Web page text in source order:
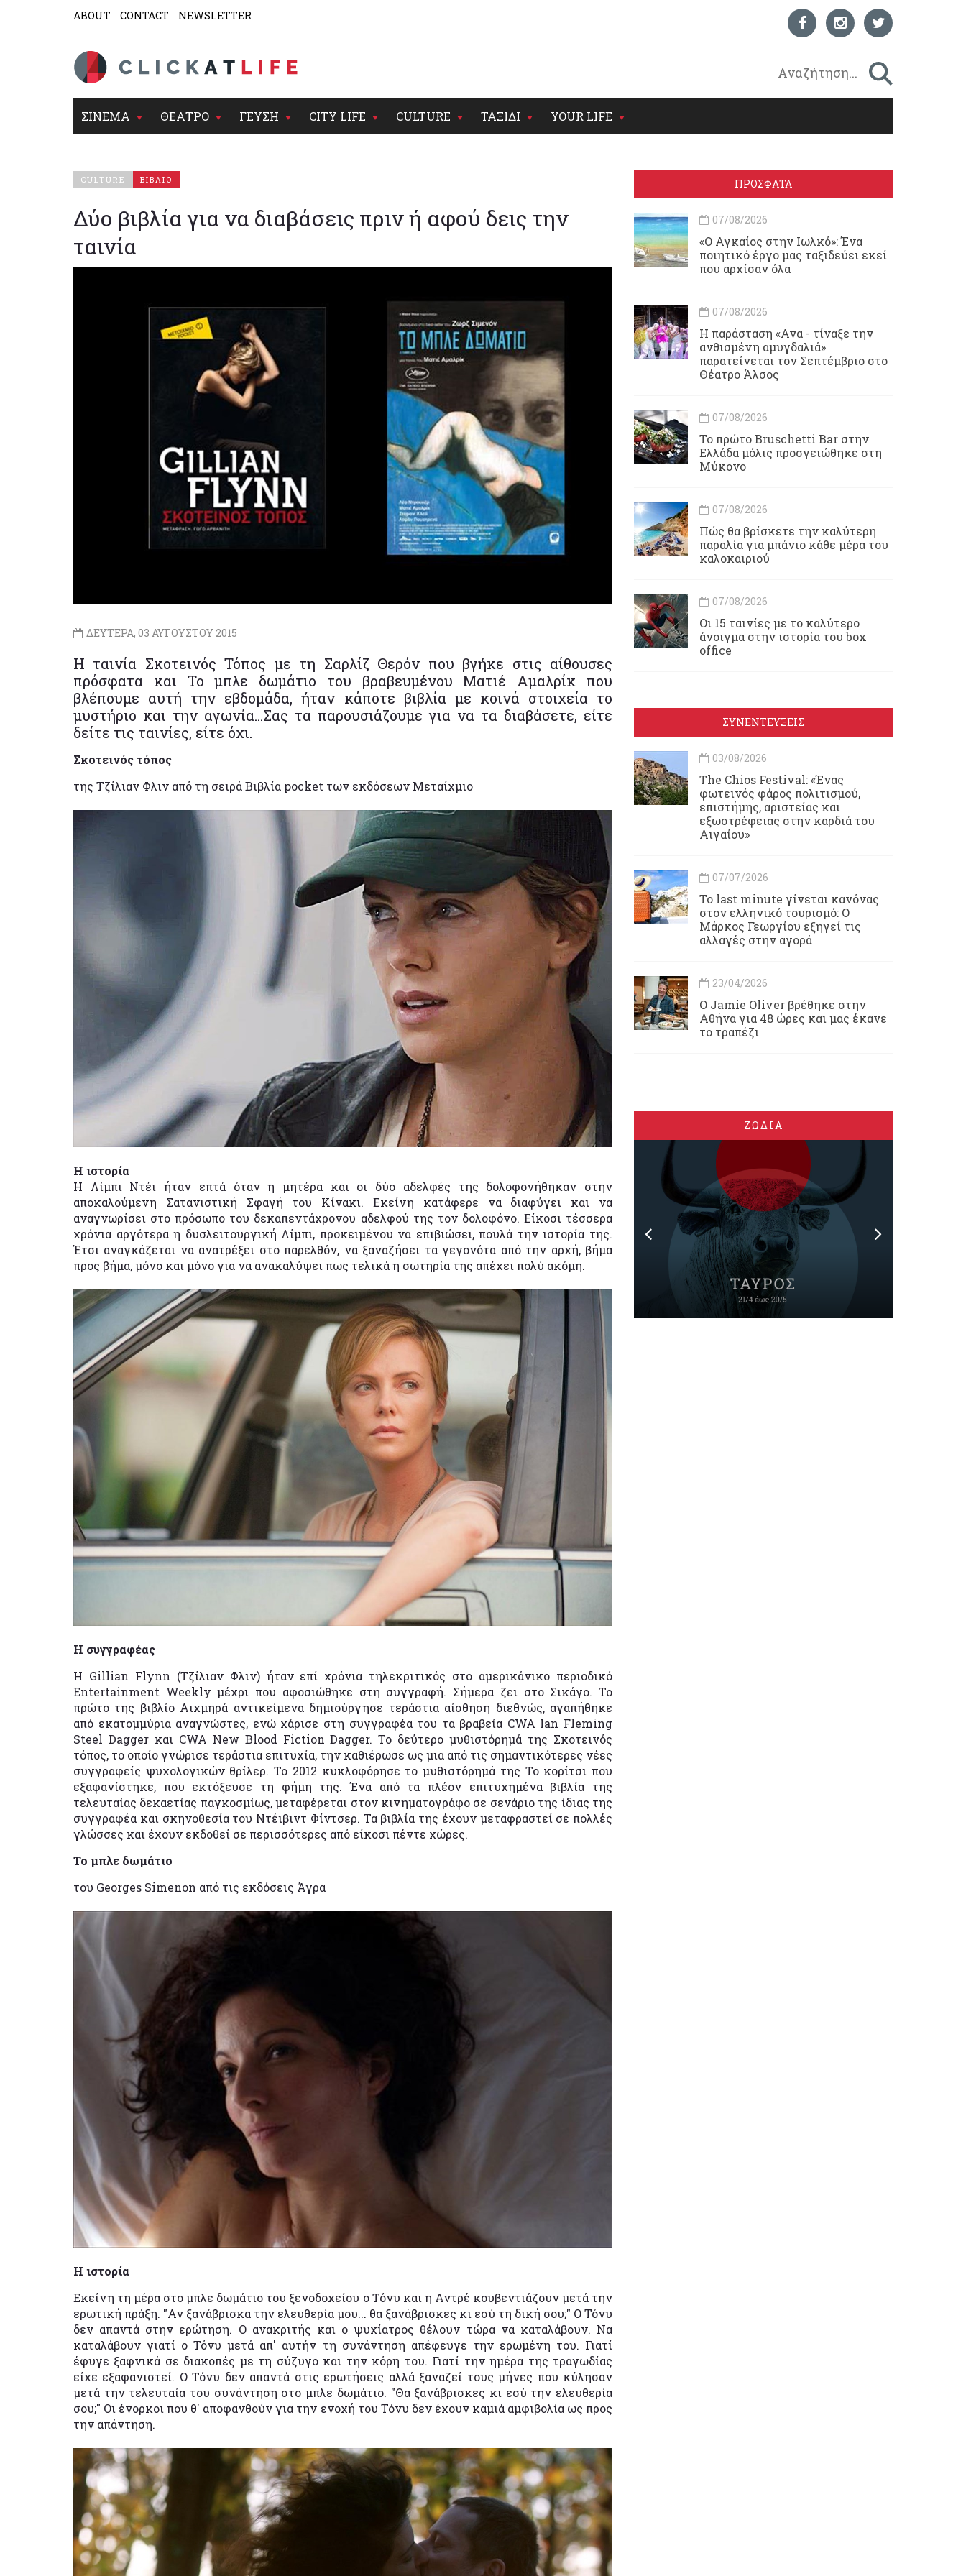
ABOUT CONTACT NEWSLETTER
ΣΙΝΕΜΑ ΘΕΑΤΡΟ ΓΕΥΣΗ CITY LIFE CULTURE ΤΑΞΙΔΙ YOUR LIFE
CULTURE ΒΙΒΛΙΟ
Δύο βιβλία για να διαβάσεις πριν ή αφού δεις την
ταινία
ΔΕΥΤΕΡΑ, 03 ΑΥΓΟΥΣΤΟΥ 2015
Η ταινία Σκοτεινός Τόπος με τη Σαρλίζ Θερόν που βγήκε στις αίθουσες
πρόσφατα και Το μπλε δωμάτιο του βραβευμένου Ματιέ Αμαλρίκ που
βλέπουμε αυτή την εβδομάδα, ήταν κάποτε βιβλία με κοινά στοιχεία το
μυστήριο και την αγωνία...Σας τα παρουσιάζουμε για να τα διαβάσετε, είτε
δείτε τις ταινίες, είτε όχι.
Σκοτεινός τόπος
της Τζίλιαν Φλιν από τη σειρά Βιβλία pocket των εκδόσεων Μεταίχμιο
Η ιστορία
Η Λίμπι Ντέι ήταν επτά όταν η μητέρα και οι δύο αδελφές της δολοφονήθηκαν στην
αποκαλούμενη Σατανιστική Σφαγή του Κίνακι. Εκείνη κατάφερε να διαφύγει και να
αναγνωρίσει στο πρόσωπο του δεκαπεντάχρονου αδελφού της τον δολοφόνο. Είκοσι τέσσερα
χρόνια αργότερα η δυσλειτουργική Λίμπι, προκειμένου να επιβιώσει, πουλά την ιστορία της.
Έτσι αναγκάζεται να ανατρέξει στο παρελθόν, να ξαναζήσει τα γεγονότα από την αρχή, βήμα
προς βήμα, μόνο και μόνο για να ανακαλύψει πως τελικά η σωτηρία της απέχει πολύ ακόμη.
Η συγγραφέας
Η Gillian Flynn (Τζίλιαν Φλιν) ήταν επί χρόνια τηλεκριτικός στο αμερικάνικο περιοδικό
Entertainment Weekly μέχρι που αφοσιώθηκε στη συγγραφή. Σήμερα ζει στο Σικάγο. Το
πρώτο της βιβλίο Αιχμηρά αντικείμενα δημιούργησε τεράστια αίσθηση διεθνώς, αγαπήθηκε
από εκατομμύρια αναγνώστες, ενώ χάρισε στη συγγραφέα του τα βραβεία CWA Ian Fleming
Steel Dagger και CWA New Blood Fiction Dagger. Το δεύτερο μυθιστόρημά της Σκοτεινός
τόπος, το οποίο γνώρισε τεράστια επιτυχία, την καθιέρωσε ως μια από τις σημαντικότερες νέες
συγγραφείς ψυχολογικών θρίλερ. Το 2012 κυκλοφόρησε το μυθιστόρημά της Το κορίτσι που
εξαφανίστηκε, που εκτόξευσε τη φήμη της. Ένα από τα πλέον επιτυχημένα βιβλία της
τελευταίας δεκαετίας παγκοσμίως, μεταφέρεται στον κινηματογράφο σε σενάριο της ίδιας της
συγγραφέα και σκηνοθεσία του Ντέιβιντ Φίντσερ. Τα βιβλία της έχουν μεταφραστεί σε πολλές
γλώσσες και έχουν εκδοθεί σε περισσότερες από είκοσι πέντε χώρες.
Το μπλε δωμάτιο
του Georges Simenon από τις εκδόσεις Άγρα
Η ιστορία
Εκείνη τη μέρα στο μπλε δωμάτιο του ξενοδοχείου ο Τόνυ και η Αντρέ κουβεντιάζουν μετά την
ερωτική πράξη. "Αν ξανάβρισκα την ελευθερία μου... θα ξανάβρισκες κι εσύ τη δική σου;" Ο Τόνυ
δεν απαντά στην ερώτηση. Ο ανακριτής και ο ψυχίατρος θέλουν τώρα να καταλάβουν. Να
καταλάβουν γιατί ο Τόνυ μετά απ' αυτήν τη συνάντηση απέφευγε την ερωμένη του. Γιατί
έφυγε ξαφνικά σε διακοπές με τη σύζυγο και την κόρη του. Γιατί την ημέρα της τραγωδίας
είχε εξαφανιστεί. Ο Τόνυ δεν απαντά στις ερωτήσεις αλλά ξαναζεί τους μήνες που κύλησαν
μετά την τελευταία του συνάντηση στο μπλε δωμάτιο. "Θα ξανάβρισκες κι εσύ την ελευθερία
σου;" Οι ένορκοι που θ' αποφανθούν για την ενοχή του Τόνυ δεν έχουν καμιά αμφιβολία ως προς
την απάντηση.
ΠΡΟΣΦΑΤΑ
07/08/2026
«Ο Αγκαίος στην Ιωλκό»: Ένα
ποιητικό έργο μας ταξιδεύει εκεί
που αρχίσαν όλα
07/08/2026
Η παράσταση «Ανα - τίναξε την
ανθισμένη αμυγδαλιά»
παρατείνεται τον Σεπτέμβριο στο
Θέατρο Άλσος
07/08/2026
Το πρώτο Bruschetti Bar στην
Ελλάδα μόλις προσγειώθηκε στη
Μύκονο
07/08/2026
Πώς θα βρίσκετε την καλύτερη
παραλία για μπάνιο κάθε μέρα του
καλοκαιριού
07/08/2026
Οι 15 ταινίες με το καλύτερο
άνοιγμα στην ιστορία του box
office
ΣΥΝΕΝΤΕΥΞΕΙΣ
03/08/2026
Τhe Chios Festival: «Ένας
φωτεινός φάρος πολιτισμού,
επιστήμης, αριστείας και
εξωστρέφειας στην καρδιά του
Αιγαίου»
07/07/2026
Το last minute γίνεται κανόνας
στον ελληνικό τουρισμό: Ο
Μάρκος Γεωργίου εξηγεί τις
αλλαγές στην αγορά
23/04/2026
Ο Jamie Oliver βρέθηκε στην
Αθήνα για 48 ώρες και μας έκανε
το τραπέζι
ΖΩΔΙΑ